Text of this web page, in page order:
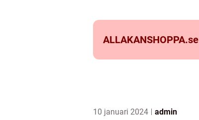
ALLAKANSHOPPA.se
10 januari 2024 admin